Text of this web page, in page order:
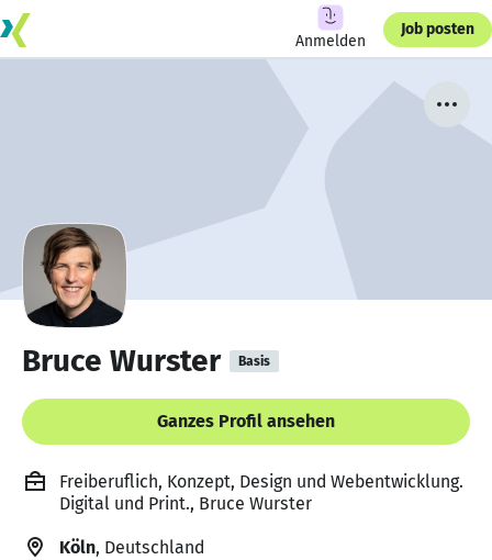
Anmelden
Job posten
Bruce Wurster Basis
Ganzes Profil ansehen
Freiberuflich, Konzept, Design und Webentwicklung.
Digital und Print., Bruce Wurster
Köln, Deutschland